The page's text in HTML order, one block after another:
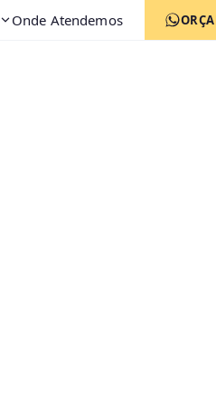
Onde Atendemos